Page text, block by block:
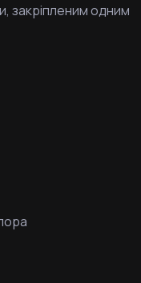
закріпленим одним